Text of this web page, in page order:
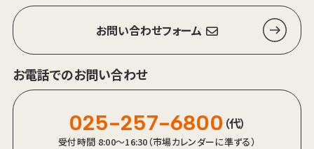
お問い合わせフォーム
お電話でのお問い合わせ
025-257-6800 （代）
受付時間 8:00～16:30（市場カレンダーに準ずる）